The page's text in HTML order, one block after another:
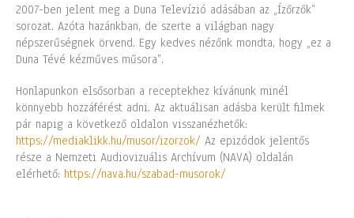
2007-ben jelent meg a Duna Televízió adásában az „Ízőrzők”
sorozat. Azóta hazánkban, de szerte a világban nagy
népszerűségnek örvend. Egy kedves nézőnk mondta, hogy „ez a
Duna Tévé kézműves műsora”.
Honlapunkon elsősorban a receptekhez kívánunk minél
könnyebb hozzáférést adni. Az aktuálisan adásba került filmek
pár napig a következő oldalon visszanézhetők:
https://mediaklikk.hu/musor/izorzok/ Az epizódok jelentős
része a Nemzeti Audiovizuális Archívum (NAVA) oldalán
elérhető: https://nava.hu/szabad-musorok/